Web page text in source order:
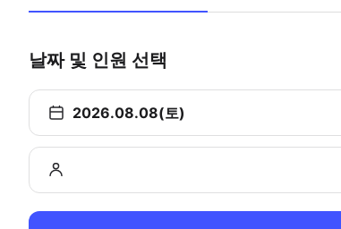
날짜 및 인원 선택
2026.08.08(토)